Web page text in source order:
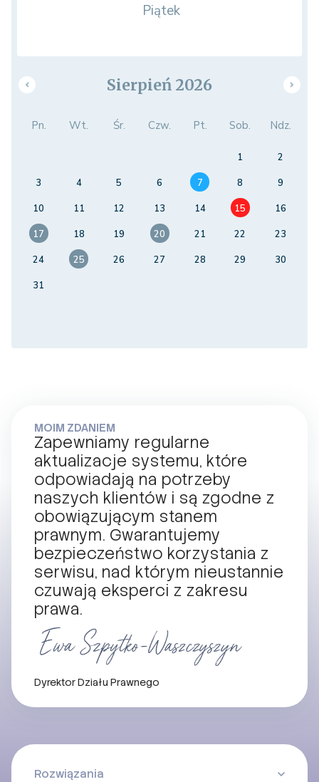
Piątek
Sierpień 2026
Pn. Wt. Śr. Czw. Pt. Sob. Ndz.
1
2
3
4 5 6 7 8
9
10
11 12 13 14 15
16
17
18 19 20 21 22
23
24
25 26 27 28 29
30
31
MOIM ZDANIEM
Zapewniamy regularne
aktualizacje systemu, które
odpowiadają na potrzeby
naszych klientów i są zgodne z
obowiązującym stanem
prawnym. Gwarantujemy
bezpieczeństwo korzystania z
serwisu, nad którym nieustannie
czuwają eksperci z zakresu
prawa.
Dyrektor Działu Prawnego
Rozwiązania